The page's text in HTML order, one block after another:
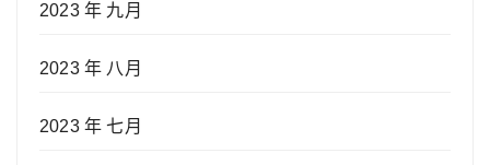
2023 年 九月
2023 年 八月
2023 年 七月